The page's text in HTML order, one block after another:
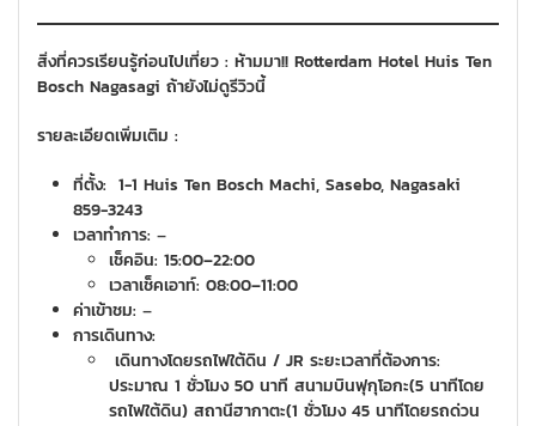
สิ่งที่ควรเรียนรู้ก่อนไปเที่ยว : ห้ามมา!! Rotterdam Hotel Huis Ten
Bosch Nagasagi ถ้ายังไม่ดูรีวิวนี้
รายละเอียดเพิ่มเติม :
ที่ตั้ง: 1-1 Huis Ten Bosch Machi, Sasebo, Nagasaki
859-3243
เวลาทำการ: –
เช็คอิน: 15:00–22:00
เวลาเช็คเอาท์: 08:00–11:00
ค่าเข้าชม: –
การเดินทาง:
เดินทางโดยรถไฟใต้ดิน / JR ระยะเวลาที่ต้องการ:
ประมาณ 1 ชั่วโมง 50 นาที สนามบินฟุกุโอกะ(5 นาทีโดย
รถไฟใต้ดิน) สถานีฮากาตะ(1 ชั่วโมง 45 นาทีโดยรถด่วน